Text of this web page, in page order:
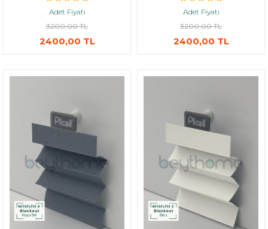
Adet Fiyatı
3200,00 TL
2400,00 TL
Adet Fiyatı
3200,00 TL
2400,00 TL